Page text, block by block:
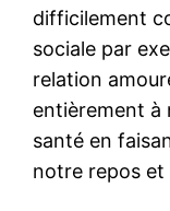
difficilement
sociale par
relation
entièrement à
santé en
notre repos